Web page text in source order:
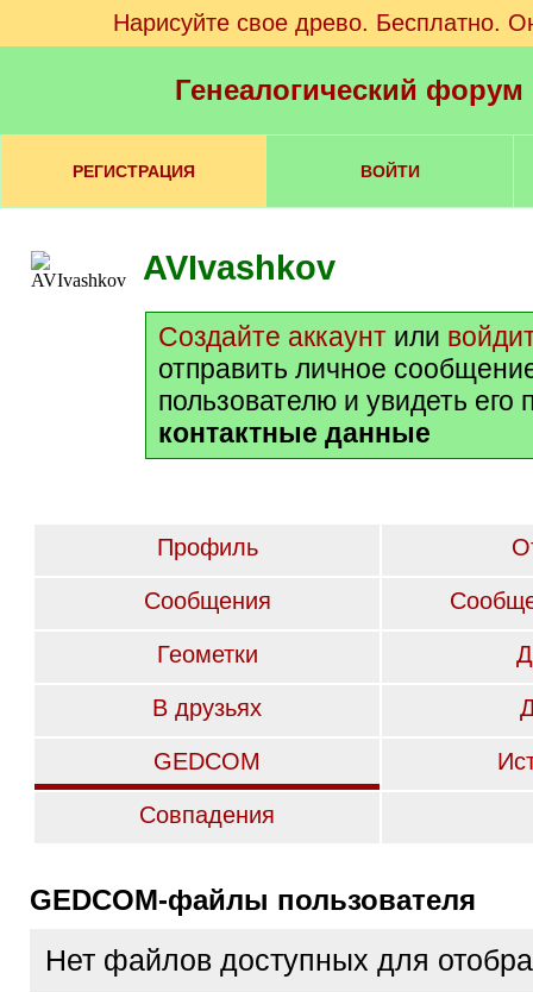
Нарисуйте свое древо. Бесплатно.
Генеалогический
РЕГИСТРАЦИЯ ВОЙТИ
AVIvashkov
Создайте аккаунт или
отправить личное
пользователю и увидеть его
контактные данные
Профиль
Сообщения
Геометки
В друзьях
GEDCOM
Совпадения
GEDCOM-файлы пользователя
Нет файлов доступных для